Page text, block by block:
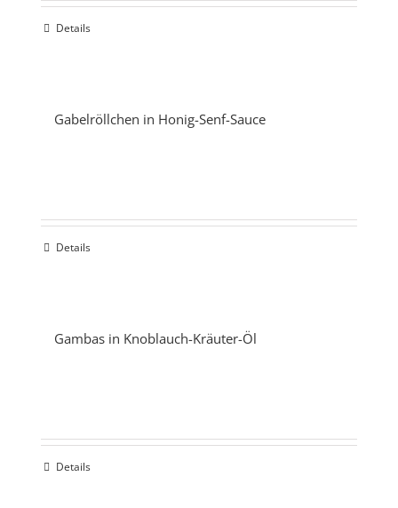
Details
Gabelröllchen in Honig-Senf-Sauce
Details
Gambas in Knoblauch-Kräuter-Öl
Details